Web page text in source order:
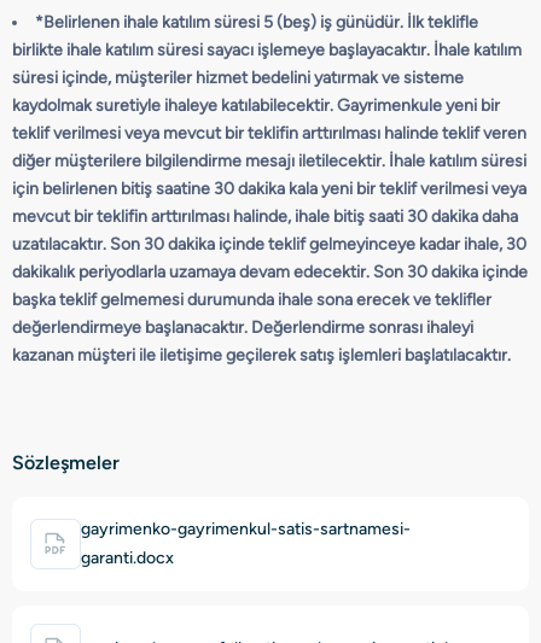
*Belirlenen ihale katılım süresi 5 (beş) iş günüdür. İlk teklifle
birlikte ihale katılım süresi sayacı işlemeye başlayacaktır. İhale katılım
süresi içinde, müşteriler hizmet bedelini yatırmak ve sisteme
kaydolmak suretiyle ihaleye katılabilecektir. Gayrimenkule yeni bir
teklif verilmesi veya mevcut bir teklifin arttırılması halinde teklif veren
diğer müşterilere bilgilendirme mesajı iletilecektir. İhale katılım süresi
için belirlenen bitiş saatine 30 dakika kala yeni bir teklif verilmesi veya
mevcut bir teklifin arttırılması halinde, ihale bitiş saati 30 dakika daha
uzatılacaktır. Son 30 dakika içinde teklif gelmeyinceye kadar ihale, 30
dakikalık periyodlarla uzamaya devam edecektir. Son 30 dakika içinde
başka teklif gelmemesi durumunda ihale sona erecek ve teklifler
değerlendirmeye başlanacaktır. Değerlendirme sonrası ihaleyi
kazanan müşteri ile iletişime geçilerek satış işlemleri başlatılacaktır.
Sözleşmeler
gayrimenko-gayrimenkul-satis-sartnamesi-
garanti.docx